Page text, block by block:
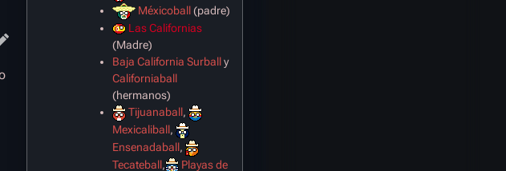
Méxicoball(padre)
Las Californias
(Madre)
Baja California Surbally
Californiaball
(hermanos)
Tijuanaball,
Mexicaliball,
Ensenadaball,
Tecateball,
Playas de